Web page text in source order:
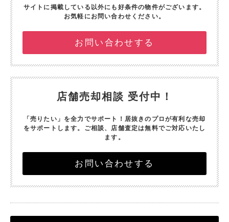
サイトに掲載している以外にも好条件の物件がございます。
お気軽にお問い合わせください。
お問い合わせする
店舗売却相談 受付中！
「売りたい」を全力でサポート！ 居抜きのプロが有利な売却
をサポートします。 ご相談、店舗査定は無料でご対応いたし
ます。
お問い合わせする